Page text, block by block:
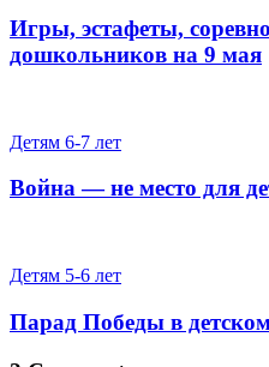
Игры, эстафеты,
дошкольников на 9 мая
Детям 6-7 лет
Война — не место для
Детям 5-6 лет
Парад Победы в